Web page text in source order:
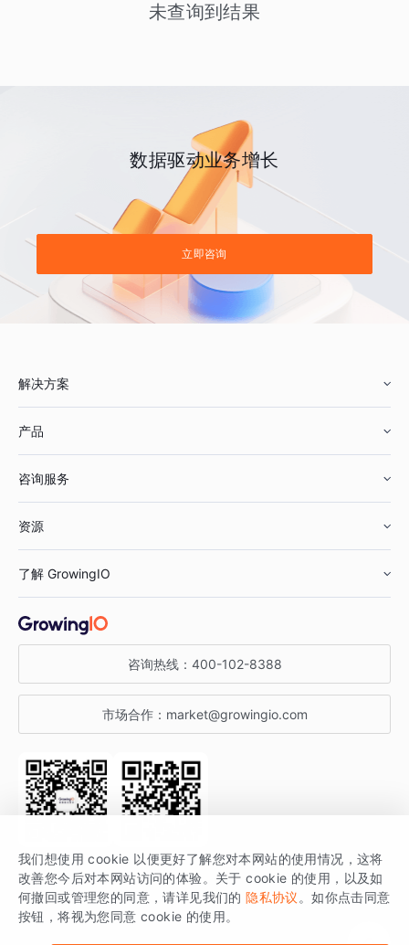
未查询到结果
数据驱动业务增长
立即咨询
解决方案
鞋服行业
汽车行业
金融行业
产品
智能运营
获客分析
咨询服务
资源
增长公开课
增长博客
开发者文档
SDK 文档
场景指南
了解 GrowingIO
关于 GrowingIO
增长大会
行业活动
咨询热线： 400-102-8388
市场合作： market@growingio.com
关注公众号 获取更多干货
GrowingIO 是专注于数据智能分析与增长的品牌，核心平台为 GrowingIO
分析云。
我们想使用 cookie 以便更好了解您对本网站的使用情况，这将
改善您今后对本网站访问的体验。关于 cookie 的使用，以及如
何撤回或管理您的同意，请详见我们的 隐私协议 。如你点击同意
按钮，将视为您同意 cookie 的使用。